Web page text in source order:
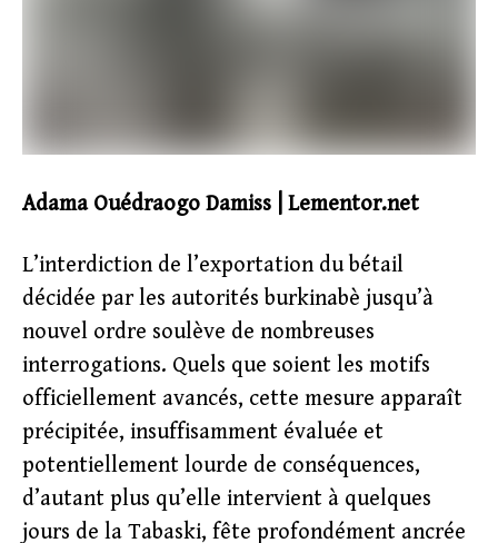
Adama Ouédraogo Damiss | Lementor.net
L’interdiction de l’exportation du bétail
décidée par les autorités burkinabè jusqu’à
nouvel ordre soulève de nombreuses
interrogations. Quels que soient les motifs
officiellement avancés, cette mesure apparaît
précipitée, insuffisamment évaluée et
potentiellement lourde de conséquences,
d’autant plus qu’elle intervient à quelques
jours de la Tabaski, fête profondément ancrée